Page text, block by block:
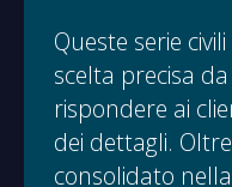
Queste serie
scelta precisa
rispondere ai
dei dettagli.
consolidato